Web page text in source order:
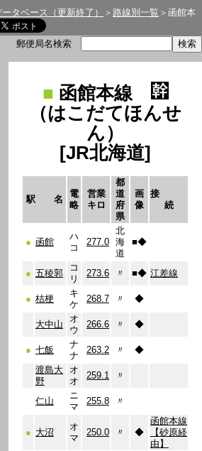
タベース（更新終了） ＞ 路線別一覧 ＞函館本
郵便局名検索
■ 函館本線
（はこだてほんせ
ん）
[JR北海道]
駅 名
電
略
営業
キロ
都
道
府
県
画
像
接
続
● 函館
ハ
コ
277.0
北
海
道
■◆
● 五稜郭
コ
リ
273.6 〃 ■◆ 江差線
● 桔梗
キ
ケ
268.7 〃 ◆
大中山
オ
ウ
266.6 〃 ◆
● 七飯
ナ
ナ
263.2 〃
◆
渡島大
野
オ
オ
259.1 〃
仁山
ニ
マ
255.8 〃
● 大沼
オ
マ
250.0 〃 ◆
函館本線
【砂原経
由】